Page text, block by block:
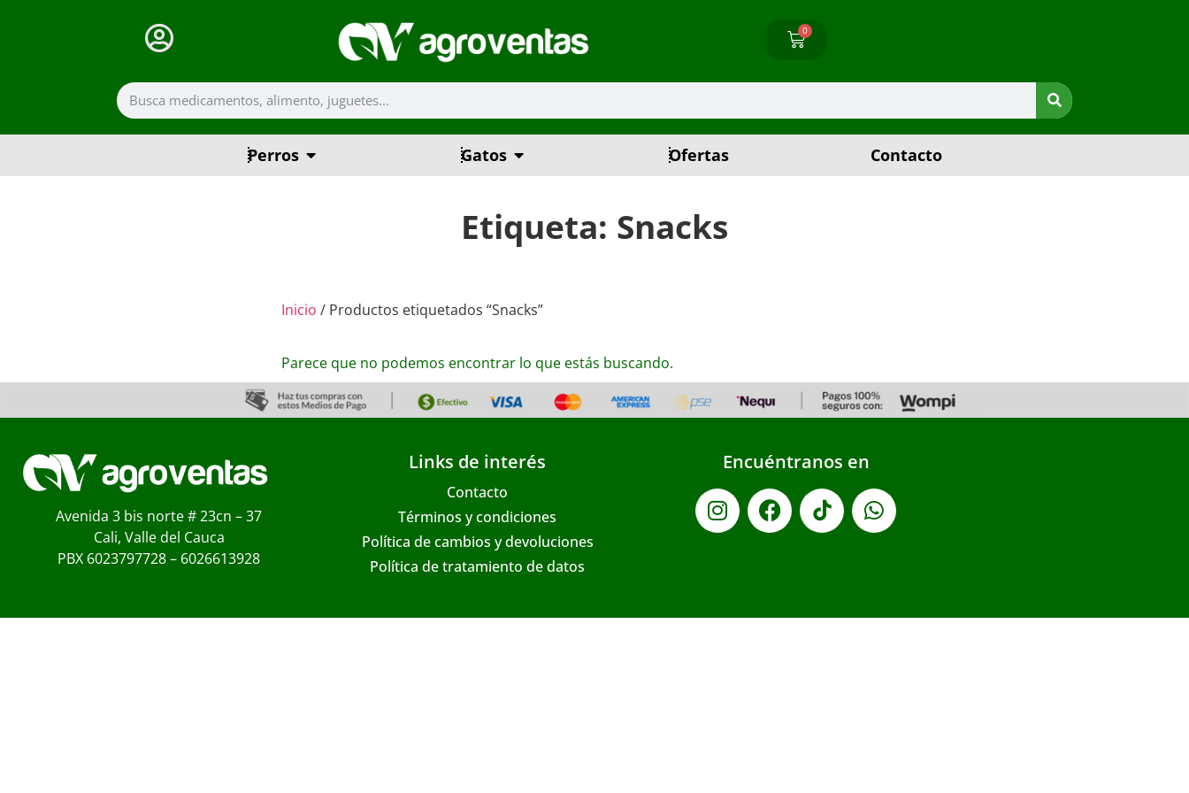
0
Perros Gatos Ofertas Contacto
Etiqueta: Snacks
Inicio / Productos etiquetados “Snacks”
Parece que no podemos encontrar lo que estás buscando.
Avenida 3 bis norte # 23cn – 37
Cali, Valle del Cauca
PBX 6023797728 – 6026613928
Links de interés
Contacto
Términos y condiciones
Política de cambios y devoluciones
Política de tratamiento de datos
Encuéntranos en